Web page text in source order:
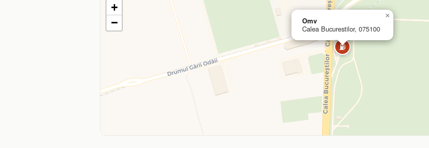
⛽
Omv
Calea Bucurestilor, 075100
×
+
−